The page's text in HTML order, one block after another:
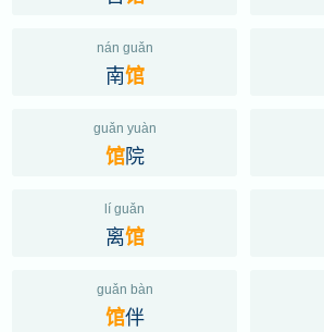
nán guǎn
南馆
guǎn yuàn
馆院
lí guǎn
离馆
guǎn bàn
馆伴